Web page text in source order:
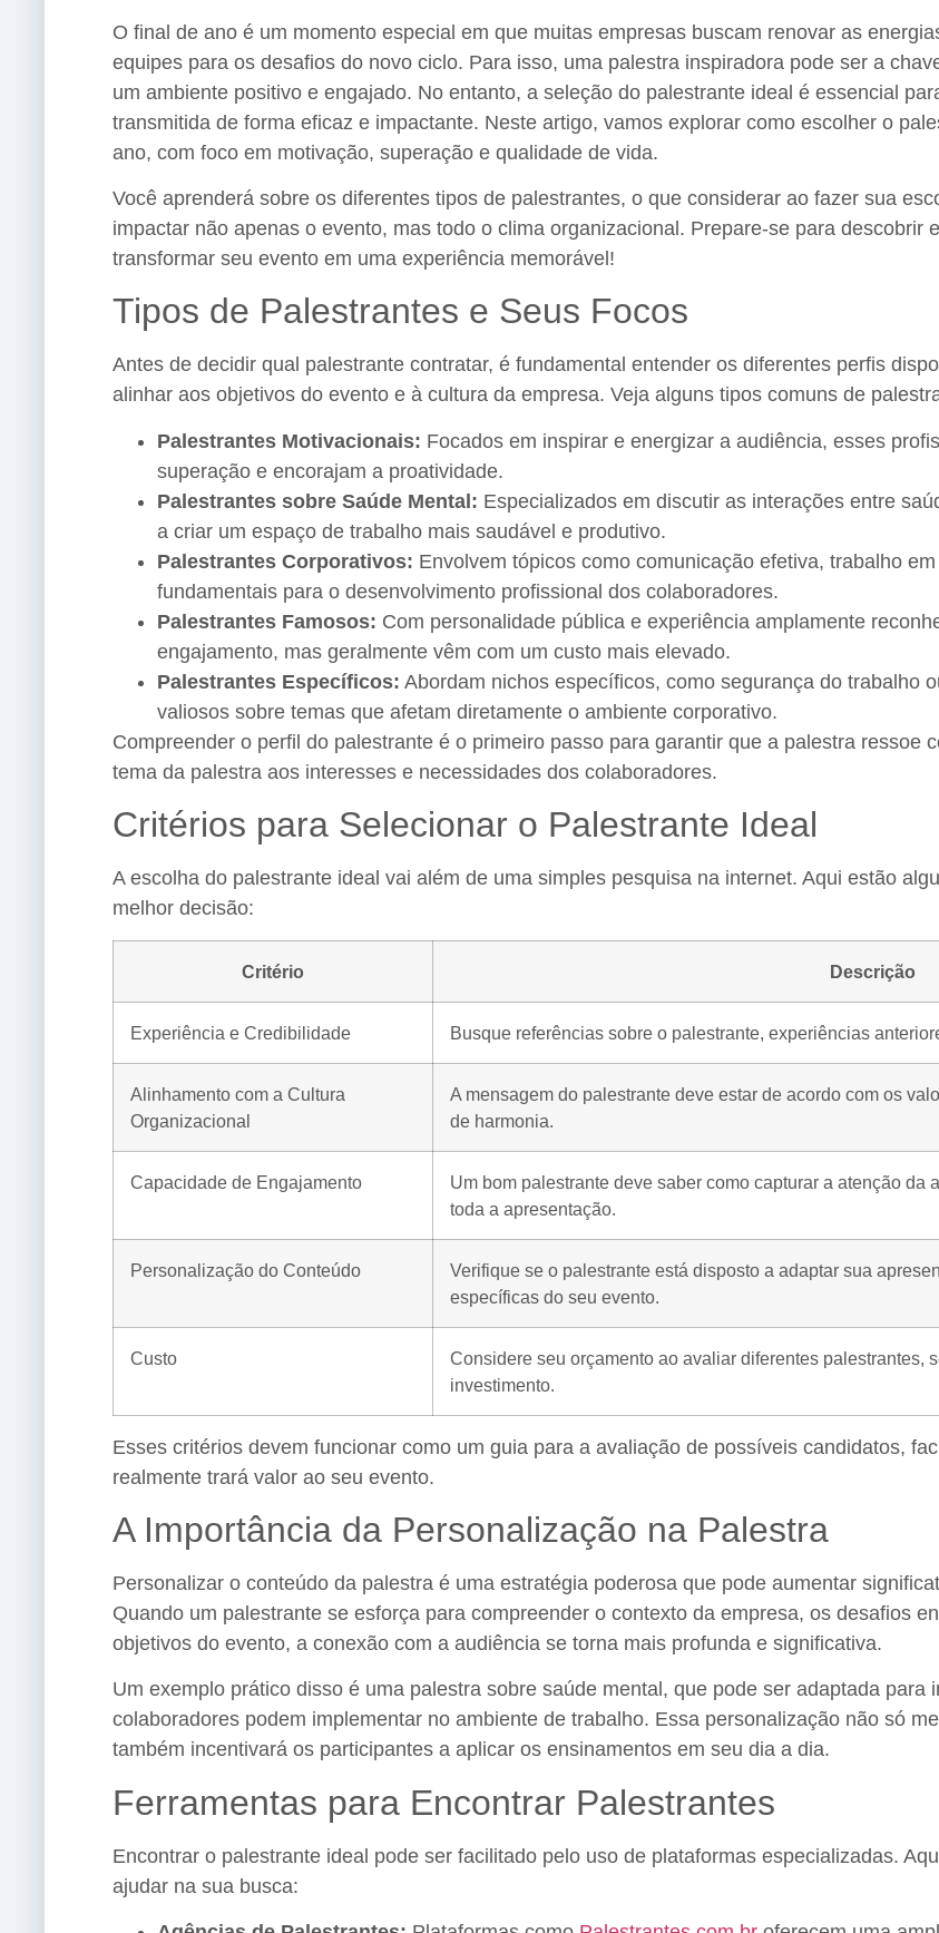
O final de ano é um momento especial em que muitas empresas buscam renovar as
equipes para os desafios do novo ciclo. Para isso, uma palestra inspiradora pode ser a
um ambiente positivo e engajado. No entanto, a seleção do palestrante ideal é essencial
transmitida de forma eficaz e impactante. Neste artigo, vamos explorar como escolher o
ano, com foco em motivação, superação e qualidade de vida.
Você aprenderá sobre os diferentes tipos de palestrantes, o que considerar ao fazer sua
impactar não apenas o evento, mas todo o clima organizacional. Prepare-se para descobrir
transformar seu evento em uma experiência memorável!
Tipos de Palestrantes e Seus Focos
Antes de decidir qual palestrante contratar, é fundamental entender os diferentes perfis
alinhar aos objetivos do evento e à cultura da empresa. Veja alguns tipos comuns de
Palestrantes Motivacionais: Focados em inspirar e energizar a audiência, esses
superação e encorajam a proatividade.
Palestrantes sobre Saúde Mental: Especializados em discutir as interações entre
a criar um espaço de trabalho mais saudável e produtivo.
Palestrantes Corporativos: Envolvem tópicos como comunicação efetiva, trabalho
fundamentais para o desenvolvimento profissional dos colaboradores.
Palestrantes Famosos: Com personalidade pública e experiência amplamente
engajamento, mas geralmente vêm com um custo mais elevado.
Palestrantes Específicos: Abordam nichos específicos, como segurança do trabalho
valiosos sobre temas que afetam diretamente o ambiente corporativo.
Compreender o perfil do palestrante é o primeiro passo para garantir que a palestra ressoe
tema da palestra aos interesses e necessidades dos colaboradores.
Critérios para Selecionar o Palestrante Ideal
A escolha do palestrante ideal vai além de uma simples pesquisa na internet. Aqui estão
melhor decisão:
Critério Descrição
Experiência e Credibilidade Busque referências sobre o palestrante, experiências
Alinhamento com a Cultura
Organizacional
A mensagem do palestrante deve estar de acordo com os
de harmonia.
Capacidade de Engajamento
Um bom palestrante deve saber como capturar a atenção da
toda a apresentação.
Personalização do Conteúdo
Verifique se o palestrante está disposto a adaptar sua
específicas do seu evento.
Custo
Considere seu orçamento ao avaliar diferentes palestrantes,
investimento.
Esses critérios devem funcionar como um guia para a avaliação de possíveis candidatos,
realmente trará valor ao seu evento.
A Importância da Personalização na Palestra
Personalizar o conteúdo da palestra é uma estratégia poderosa que pode aumentar
Quando um palestrante se esforça para compreender o contexto da empresa, os desafios
objetivos do evento, a conexão com a audiência se torna mais profunda e significativa.
Um exemplo prático disso é uma palestra sobre saúde mental, que pode ser adaptada para
colaboradores podem implementar no ambiente de trabalho. Essa personalização não só
também incentivará os participantes a aplicar os ensinamentos em seu dia a dia.
Ferramentas para Encontrar Palestrantes
Encontrar o palestrante ideal pode ser facilitado pelo uso de plataformas especializadas.
ajudar na sua busca: